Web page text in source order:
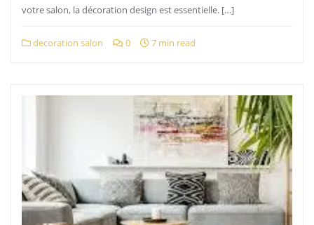
votre salon, la décoration design est essentielle. […]
decoration salon 0 7 min read